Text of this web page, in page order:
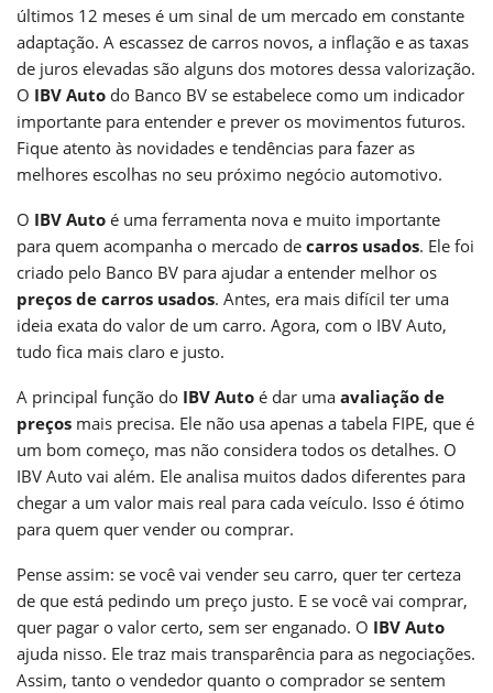
últimos 12 meses é um sinal de um mercado em constante
adaptação. A escassez de carros novos, a inflação e as taxas
de juros elevadas são alguns dos motores dessa valorização.
O IBV Auto do Banco BV se estabelece como um indicador
importante para entender e prever os movimentos futuros.
Fique atento às novidades e tendências para fazer as
melhores escolhas no seu próximo negócio automotivo.
O IBV Auto é uma ferramenta nova e muito importante
para quem acompanha o mercado de carros usados. Ele foi
criado pelo Banco BV para ajudar a entender melhor os
preços de carros usados. Antes, era mais difícil ter uma
ideia exata do valor de um carro. Agora, com o IBV Auto,
tudo fica mais claro e justo.
A principal função do IBV Auto é dar uma avaliação de
preços mais precisa. Ele não usa apenas a tabela FIPE, que é
um bom começo, mas não considera todos os detalhes. O
IBV Auto vai além. Ele analisa muitos dados diferentes para
chegar a um valor mais real para cada veículo. Isso é ótimo
para quem quer vender ou comprar.
Pense assim: se você vai vender seu carro, quer ter certeza
de que está pedindo um preço justo. E se você vai comprar,
quer pagar o valor certo, sem ser enganado. O IBV Auto
ajuda nisso. Ele traz mais transparência para as negociações.
Assim, tanto o vendedor quanto o comprador se sentem